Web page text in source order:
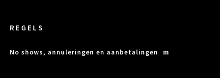
REGELS
No shows, annuleringen en aanbetalingen